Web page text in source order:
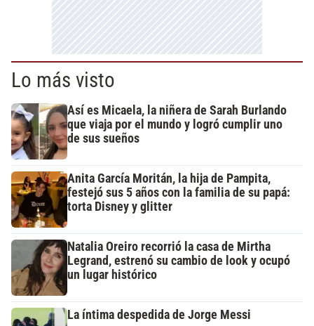
Lo más visto
Así es Micaela, la niñera de Sarah Burlando
que viaja por el mundo y logró cumplir uno
de sus sueños
Anita García Moritán, la hija de Pampita,
festejó sus 5 años con la familia de su papá:
torta Disney y glitter
Natalia Oreiro recorrió la casa de Mirtha
Legrand, estrenó su cambio de look y ocupó
un lugar histórico
La íntima despedida de Jorge Messi